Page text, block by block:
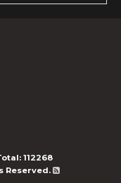
112268
Reserved.